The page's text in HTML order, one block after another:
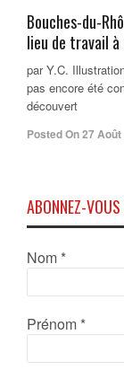
Bouches-du-
lieu de travail à
par Y.C.
pas encore été
découvert
Posted On 27
ABONNEZ-
Nom *
Prénom *